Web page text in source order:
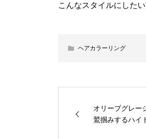
こんなスタイルにしたい
ヘアカラーリング
オリーブグレー
鷲掴みするハイ